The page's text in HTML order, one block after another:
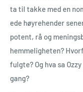
ta til takke med en
ede høyrehender
potent, rå og
hemmeligheten?
fulgte? Og hva sa
gang?